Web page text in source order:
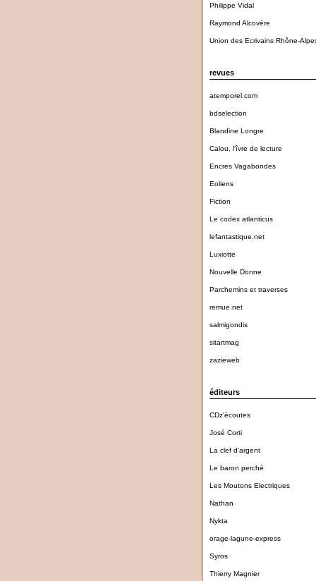
Philippe Vidal
Raymond Alcovère
Union des Ecrivains Rhône-
revues
atemporel.com
bdselection
Blandine Longre
Calou, l'îvre de lecture
Encres Vagabondes
Eoliens
Fiction
Le codex atlanticus
lefantastique.net
Luxiotte
Nouvelle Donne
Parchemins et traverses
remue.net
salmigondis
sitartmag
zazieweb
éditeurs
CDz'écoutes
José Corti
La clef d'argent
Le baron perché
Les Moutons Electriques
Nathan
Nykta
orage-lagune-express
Syros
Thierry Magnier